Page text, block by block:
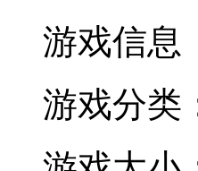
游戏信息
游戏分类